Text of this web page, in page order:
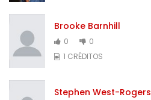
Brooke Barnhill
0
0
1 CRÉDITOS
Stephen West-Rogers